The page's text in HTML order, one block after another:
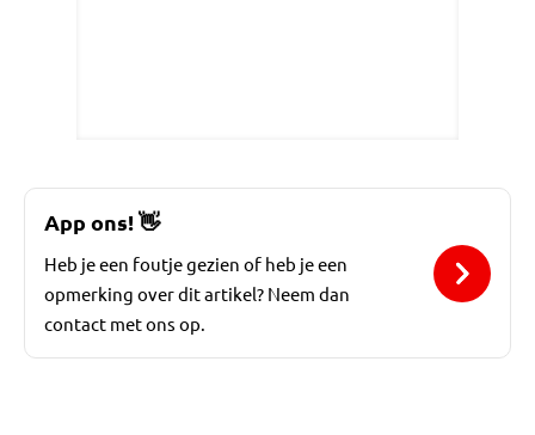
App ons!👋
Heb je een foutje gezien of heb je een
opmerking over dit artikel? Neem dan
contact met ons op.